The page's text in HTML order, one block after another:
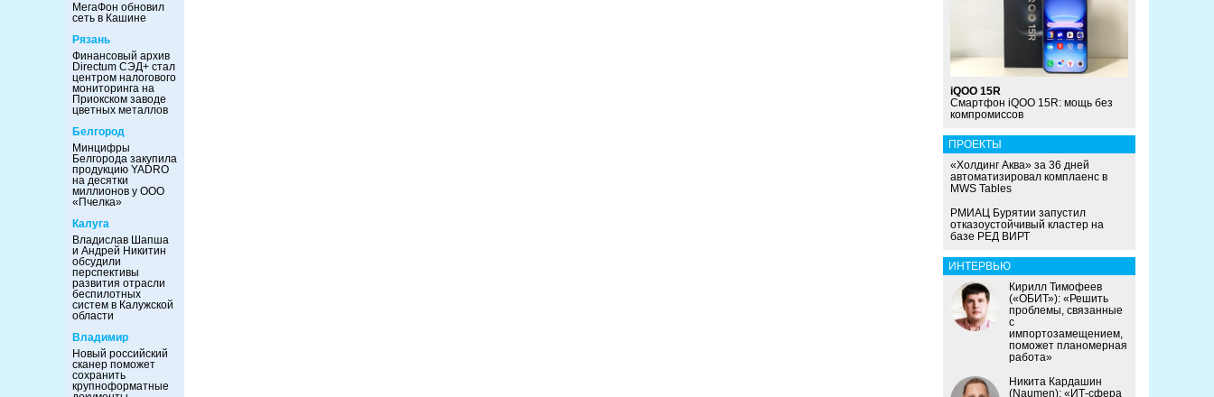
МегаФон обновил
сеть в Кашине
Рязань
Финансовый архив
Directum СЭД+ стал
центром налогового
мониторинга на
Приокском заводе
цветных металлов
Белгород
Минцифры
Белгорода закупила
продукцию YADRO
на десятки
миллионов у ООО
«Пчелка»
Калуга
Владислав Шапша
и Андрей Никитин
обсудили
перспективы
развития отрасли
беспилотных
систем в Калужской
области
Владимир
Новый российский
сканер поможет
сохранить
крупноформатные
iQOO 15R
Смартфон iQOO 15R: мощь без
компромиссов
ПРОЕКТЫ
«Холдинг Аква» за 36 дней
автоматизировал комплаенс в
MWS Tables
РМИАЦ Бурятии запустил
отказоустойчивый кластер на
базе РЕД ВИРТ
ИНТЕРВЬЮ
Кирилл Тимофеев
(«ОБИТ»): «Решить
проблемы, связанные
с
импортозамещением,
поможет планомерная
работа»
Никита Кардашин
(Naumen): «ИТ-сфера